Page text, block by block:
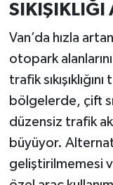
SIKIŞIKLIĞI
Van’da hızla
otopark
trafik
bölgelerde, çift
düzensiz trafik
büyüyor.
geliştirilmemesi